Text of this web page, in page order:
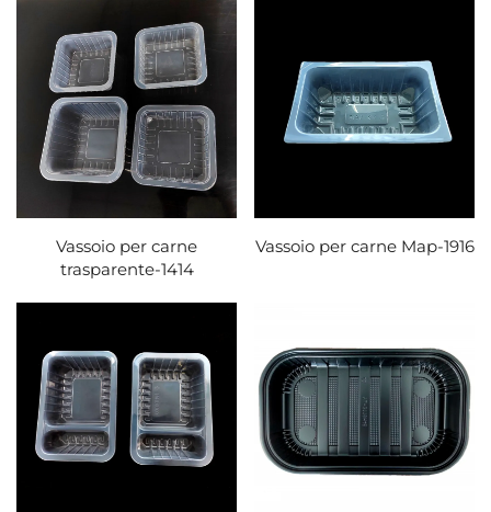
Vassoio per carne
trasparente-1414
Vassoio per carne Map-1916